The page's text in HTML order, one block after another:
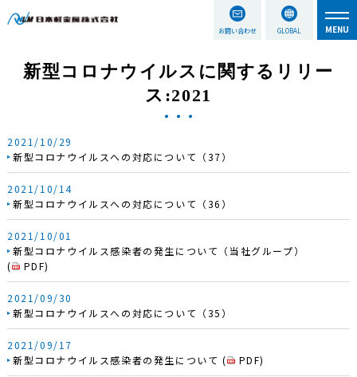
お問い合わせ GLOBAL
新型コロナウイルスに関するリリー
ス:2021
2021/10/29
新型コロナウイルスへの対応について（37）
2021/10/14
新型コロナウイルスへの対応について（36）
2021/10/01
新型コロナウイルス感染者の発生について（当社グループ）
(
PDF)
2021/09/30
新型コロナウイルスへの対応について（35）
2021/09/17
新型コロナウイルス感染者の発生について ( PDF)